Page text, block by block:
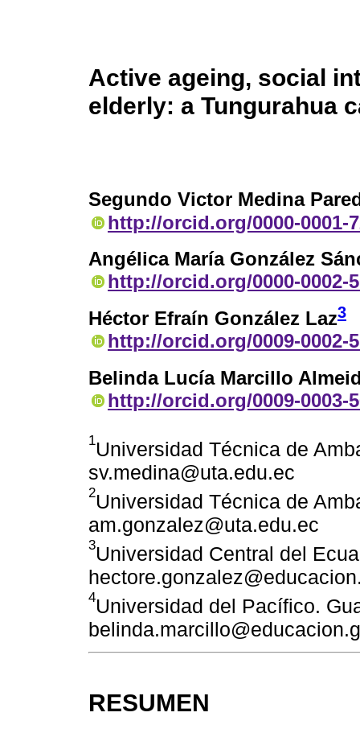
Active ageing, social
elderly: a Tungurahua
Segundo Victor Medina
http://orcid.org/0000-0001-
Angélica María González
http://orcid.org/0000-0002-
Héctor Efraín González Laz3
http://orcid.org/0009-0002-
Belinda Lucía Marcillo
http://orcid.org/0009-0003-
1Universidad Técnica de
sv.medina@uta.edu.ec
2Universidad Técnica de
am.gonzalez@uta.edu.ec
3Universidad Central del
4Universidad del Pacífico.
RESUMEN